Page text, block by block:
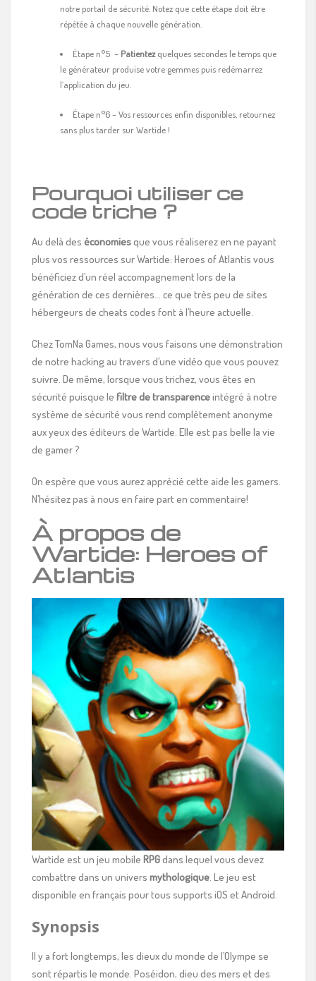
notre portail de sécurité. Notez que cette étape doit être
répétée à chaque nouvelle génération.
Étape n°5 – Patientezquelques secondes le temps que
le générateur produise votre gemmes puis redémarrez
l’application du jeu.
Étape n°6 – Vos ressources enfin disponibles, retournez
sans plus tarder sur Wartide !
Pourquoi utiliser ce
code triche ?
Au delà des économiesque vous réaliserez en ne payant
plus vos ressources sur Wartide: Heroes of Atlantis vous
bénéficiez d’un réel accompagnement lors de la
génération de ces dernières… ce que très peu de sites
hébergeurs de cheats codes font à l’heure actuelle.
Chez TomNa Games, nous vous faisons une démonstration
de notre hacking au travers d’une vidéo que vous pouvez
suivre. De même, lorsque vous trichez, vous êtes en
sécurité puisque le filtre de transparenceintégré à notre
système de sécurité vous rend complètement anonyme
aux yeux des éditeurs de Wartide. Elle est pas belle la vie
de gamer ?
On espère que vous aurez apprécié cette aide les gamers.
N’hésitez pas à nous en faire part en commentaire!
À propos de
Wartide: Heroes of
Atlantis
Wartide est un jeu mobile RPGdans lequel vous devez
combattre dans un univers mythologique . Le jeu est
disponible en français pour tous supports iOS et Android.
Synopsis
Il y a fort longtemps, les dieux du monde de l’Olympe se
sont répartis le monde. Poséidon, dieu des mers et des